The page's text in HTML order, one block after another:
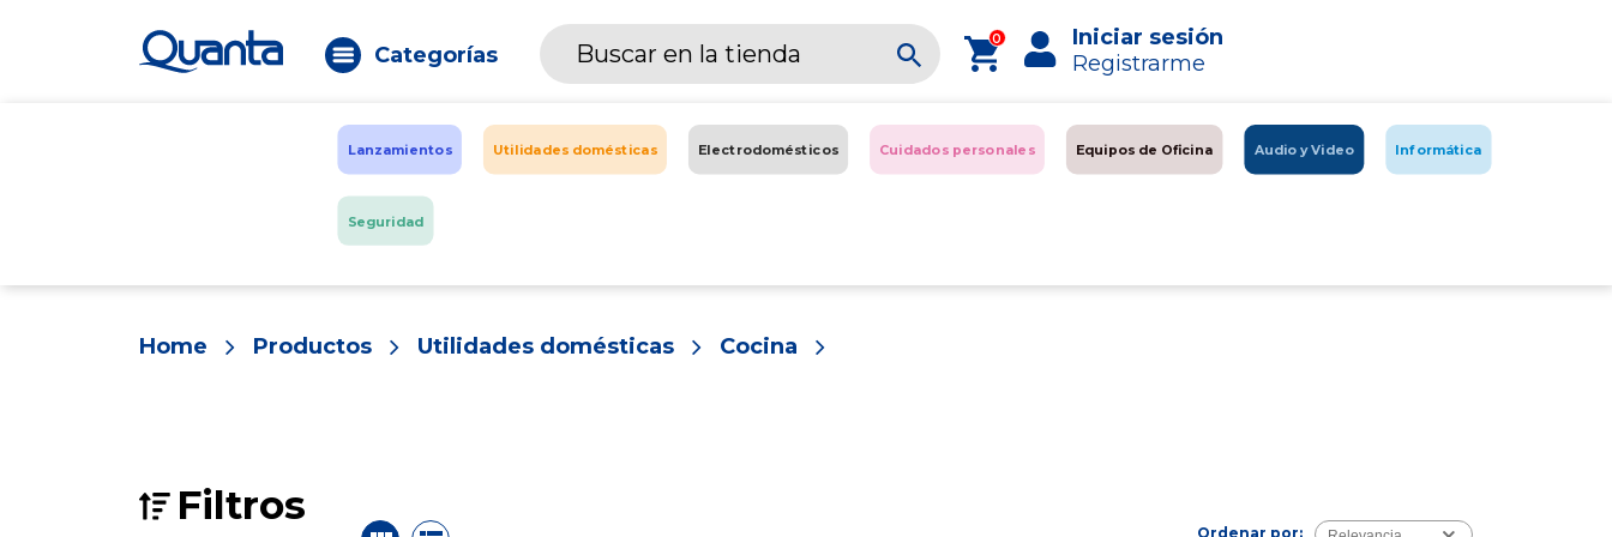
Categorías
0
Iniciar sesión
Registrarme
Lanzamientos Utilidades domésticas Electrodomésticos Cuidados personales Equipos de Oficina Audio y Video Informática
Seguridad
Home Productos Utilidades domésticas Cocina
Filtros
Ordenar por: